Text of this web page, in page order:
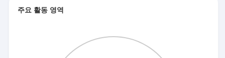
주요 활동 영역